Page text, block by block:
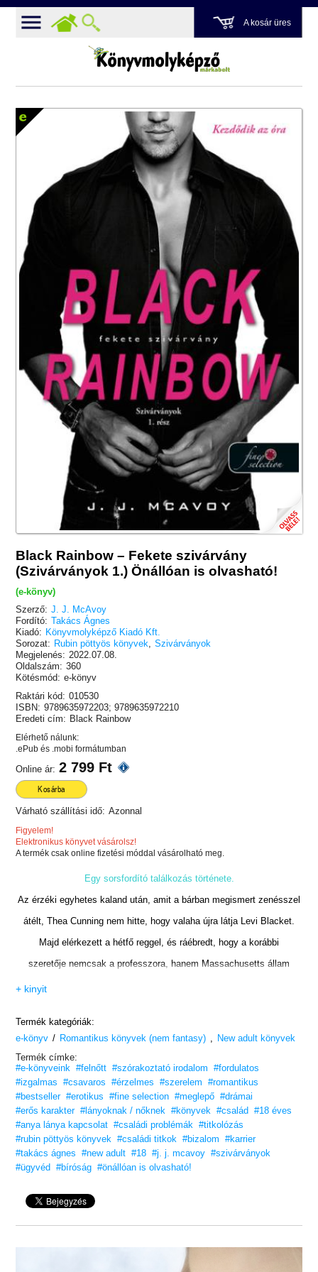
A kosár üres
Black Rainbow – Fekete szivárvány
(Szivárványok 1.) Önállóan is olvasható!
(e-könyv)
Szerző: J. J. McAvoy
Fordító: Takács Ágnes
Kiadó: Könyvmolyképző Kiadó Kft.
Sorozat: Rubin pöttyös könyvek
Szivárványok
Megjelenés: 2022.07.08.
Oldalszám: 360
Kötésmód: e-könyv
Raktári kód: 010530
ISBN: 9789635972203; 9789635972210
Eredeti cím: Black Rainbow
Elérhető nálunk:
.ePub és .mobi formátumban
Online ár: 2 799 Ft
Kosárba
Várható szállítási idő: Azonnal
Figyelem!
Elektronikus könyvet vásárolsz!
A termék csak online fizetési móddal vásárolható meg.
Egy sorsfordító találkozás története.
Az érzéki egyhetes kaland után, amit a bárban megismert zenésszel
átélt, Thea Cunning nem hitte, hogy valaha újra látja Levi Blacket.
Majd elérkezett a hétfő reggel, és ráébredt, hogy a korábbi
szeretője nemcsak a professzora, hanem Massachusetts állam
csoportba akar bekerülni, akiket Black professzor
az óra leadását fontolgatja, tekintettel az együtt töltött
szenvedélyes hétre és a tagadhatatlan vonzalmukra.
Végül is vannak más (kevésbé dühítően szexi)
jogászprofesszorok is az egyetemen.
Ám hogy elérje célját és kiszabadítsa az apját a börtönből,
– és az nem más, mint Levi Black.
az első J. J. McAvoy-könyvem, így nem voltak
+ kinyit
Termék kategóriák:
e-könyv / Romantikus könyvek (nem fantasy)
New adult könyvek
Termék címke:
#e-könyveink #felnőtt #szórakoztató irodalom
#fordulatos
#izgalmas
#csavaros #érzelmes #szerelem
#romantikus
#bestseller #erotikus #fine selection #meglepő #drámai
#erős karakter #lányoknak / nőknek #könyvek #család
#18 éves
#anya lánya kapcsolat #családi problémák #titkolózás
#rubin pöttyös könyvek #családi titkok #bizalom
#karrier
#takács ágnes
#new adult #18 #j. j. mcavoy #szivárványok
#ügyvéd
#bíróság #önállóan is olvasható!